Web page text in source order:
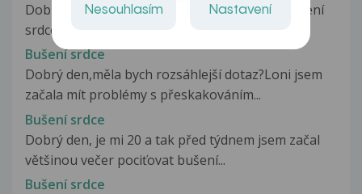
Dobrý den, v únoru po státnicích jsem měl bušení
srdce okolo 160 tepů, které...
Bušení srdce
Dobrý den,měla bych rozsáhlejší dotaz?Loni jsem
začala mít problémy s přeskakováním...
Bušení srdce
Dobrý den, je mi 20 a tak před týdnem jsem začal
většinou večer pociťovat bušení...
Bušení srdce
Nesouhlasím Nastavení